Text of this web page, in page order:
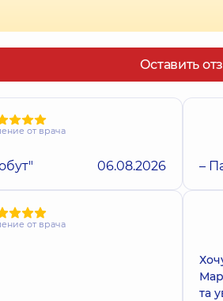
Оставить
от врача
06.08.2026 –
от врача
та